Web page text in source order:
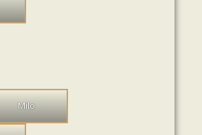
Milo